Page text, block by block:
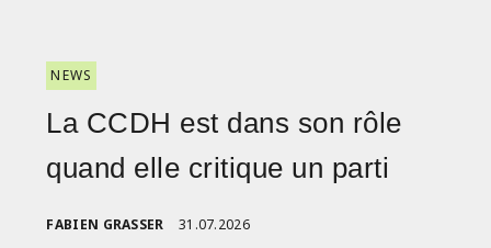
NEWS
La CCDH est dans son rôle
quand elle critique un parti
FABIEN GRASSER 31.07.2026